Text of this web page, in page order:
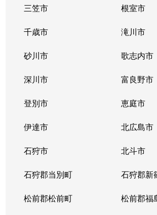
三笠市 根室市
千歳市 滝川市
砂川市 歌志内市
深川市 富良野市
登別市 恵庭市
伊達市 北広島市
石狩市 北斗市
石狩郡当別町 石狩郡新
松前郡松前町 松前郡福